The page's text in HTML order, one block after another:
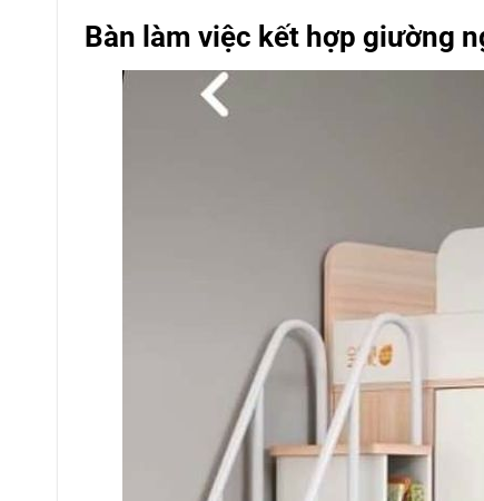
Bàn làm việc kết hợp giường